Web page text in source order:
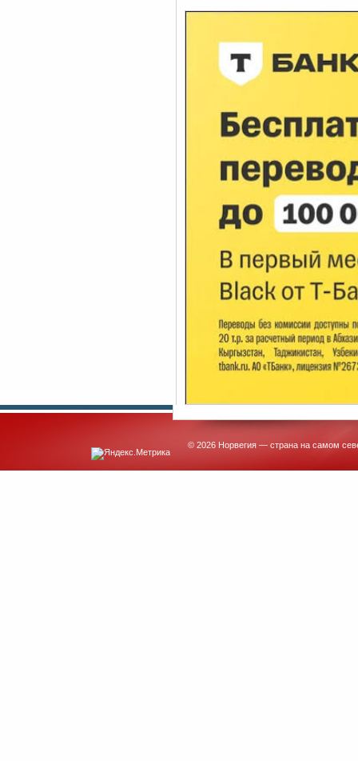
© 2026 Норвегия — страна на самом